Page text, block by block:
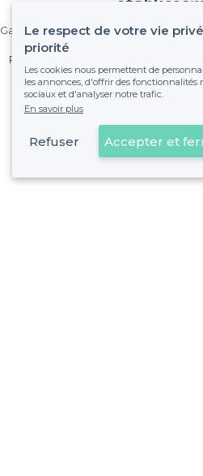
Gagnez de nombreux clients parmi le
Pas de commissions et sans
fixe sans risque de voir
Référencer mon
Déjà
Le respect de votre vie
priorité
Les cookies nous permettent de
les annonces, d'offrir des fonctionnalités
sociaux et d'analyser notre trafic.
En savoir plus
Refuser Accepter et